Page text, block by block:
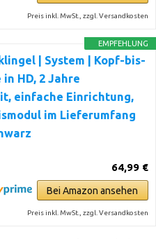
Preis inkl. MwSt., zzgl. Versandkosten
EMPFEHLUNG
| System | Kopf-bis-
HD, 2 Jahre
einfache Einrichtung,
im Lieferumfang
64,99 €
Bei Amazon ansehen
Preis inkl. MwSt., zzgl. Versandkosten